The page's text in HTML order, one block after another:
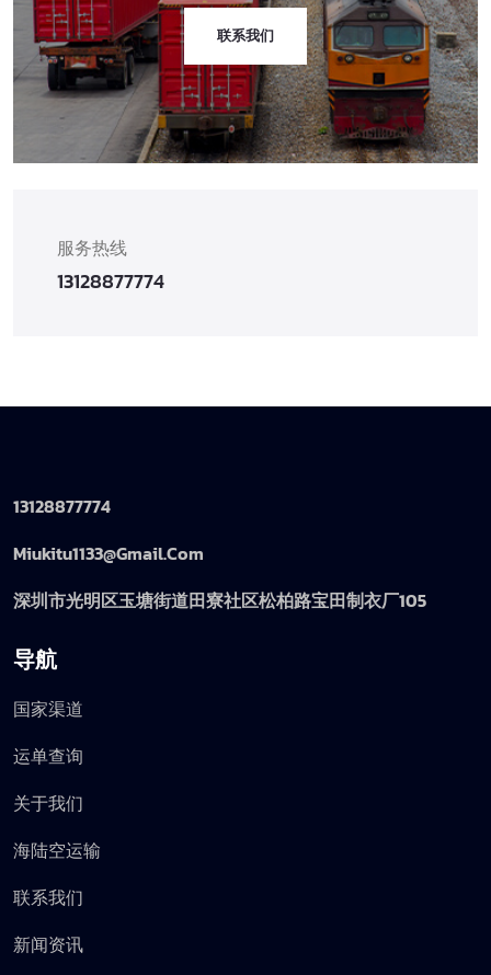
联系我们
服务热线
13128877774
13128877774
Miukitu1133@gmail.com
深圳市光明区玉塘街道田寮社区松柏路宝田制衣厂105
导航
国家渠道
运单查询
关于我们
海陆空运输
联系我们
新闻资讯